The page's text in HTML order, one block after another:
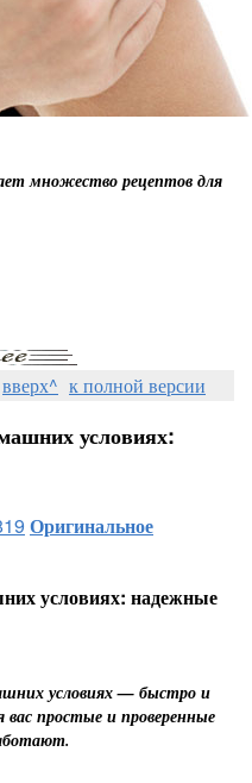
множество рецептов для
вверх^ к полной версии
условиях:
Оригинальное
условиях: надежные
условиях — быстро и
простые и проверенные